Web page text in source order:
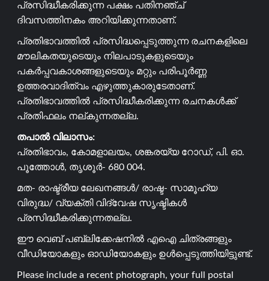
പ്രസിദ്ധീകരിക്കുന്ന പക്ഷം പതിനഞ്ച്
ദിവസത്തിനകം അറിയിക്കുന്നതാണ്.
പ്രതിഭാവത്തിൽ പ്രസിദ്ധപ്പെടുത്തുന്ന രചനകളിലെ
മൗലികതയുടെയും നിലപാടുകളുടെയും
പകർപ്പവകാശങ്ങളുടെയും മറ്റും പരിപൂർണ്ണ
ഉത്തരവാദിത്വം എഴുത്തുകാരുടേതാണ്.
പ്രതിഭാവത്തിൽ പ്രസിദ്ധീകരിക്കുന്ന രചനകൾക്ക്
പ്രതിഫലം നല്കുന്നതല്ല.
തപാൽ വിലാസം:
പ്രതിഭാവം, കോമളാലയം, ശങ്കരയ്യ റോഡ്, പി. ഓ.
പൂത്തോൾ, തൃശൂർ- 680 004.
മത- രാഷ്ട്രീയ ലേഖനങ്ങൾ/ രാഷ്ട- സാമൂഹ്യ
വിരുദ്ധ/ വ്യക്തി വിദ്വേഷ സൃഷ്ടികൾ
പ്രസിദ്ധീകരിക്കുന്നതല്ല.
ഈ വെബ് പബ്ലിക്കേഷനിൽ എഐ ചിത്രങ്ങളും
വീഡിയോകളും ഓഡിയോകളും ഉൾപ്പെടുത്തിയിട്ടുണ്ട്.
Please include a recent photograph, your full postal